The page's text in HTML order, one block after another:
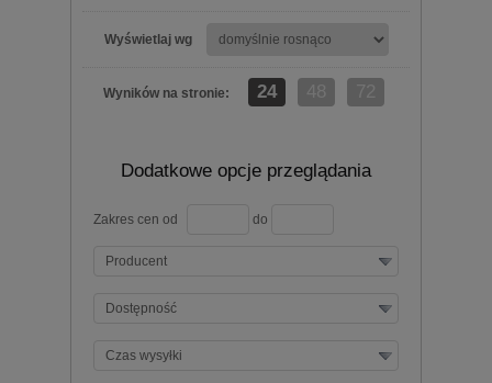
Wyświetlaj wg
Wyników na stronie: 24
Dodatkowe opcje przeglądania
Zakres cen od do
Producent
Dostępność
Czas wysyłki